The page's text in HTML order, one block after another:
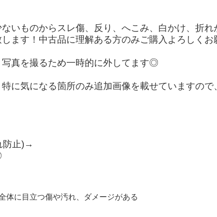
いものからスレ傷、反り、へこみ、白かけ、折
ます！中古品に理解ある方のみご購入よろしく
真を撮るため一時的に外してます◎
に気になる箇所のみ追加画像を載せていますの
防止)→
体に目立つ傷や汚れ、ダメージがある